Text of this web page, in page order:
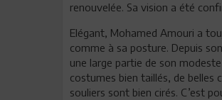
renouvelée. Sa vision a été
Elégant, Mohamed Amouri a
comme à sa posture. Depuis
une large partie de son
costumes bien taillés, de
souliers sont bien cirés. C’est